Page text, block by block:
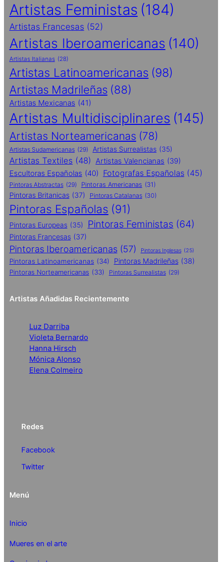
Artistas Feministas (184)
Artistas Francesas (52)
Artistas Iberoamericanas (140)
Artistas Italianas (28)
Artistas Latinoamericanas (98)
Artistas Madrileñas (88)
Artistas Mexicanas (41)
Artistas Multidisciplinares (145)
Artistas Norteamericanas (78)
Artistas Sudamericanas (29) Artistas Surrealistas (35)
Artistas Textiles (48) Artistas Valencianas (39)
Escultoras Españolas (40) Fotografas Españolas (45)
Pintoras Abstractas (29) Pintoras Americanas (31)
Pintoras Britanicas (37) Pintoras Catalanas (30)
Pintoras Españolas (91)
Pintoras Europeas (35) Pintoras Feministas (64)
Pintoras Francesas (37)
Pintoras Iberoamericanas (57) Pintoras Inglesas (25)
Pintoras Latinoamericanas (34) Pintoras Madrileñas (38)
Pintoras Norteamericanas (33) Pintoras Surrealistas (29)
Artistas Añadidas Recientemente
Luz Darriba
Violeta Bernardo
Hanna Hirsch
Mónica Alonso
Elena Colmeiro
Redes
Facebook
Twitter
Menú
Inicio
Mueres en el arte